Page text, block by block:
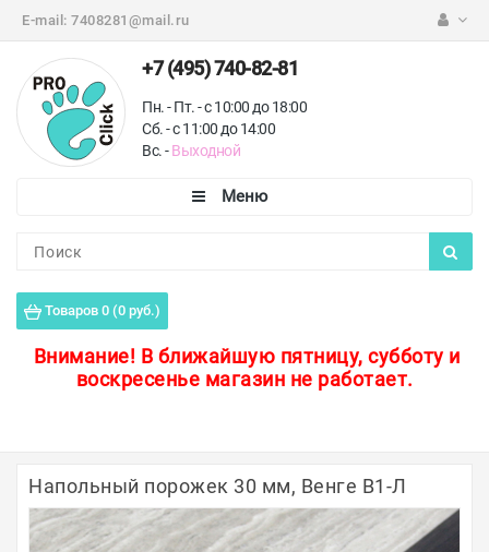
E-mail: 7408281@mail.ru
+7 (495) 740-82-81
Пн. - Пт. - с 10:00 до 18:00
Сб. - с 11:00 до 14:00
Вс. -Выходной
Товаров 0 (0 руб.)
Внимание! В ближайшую пятницу, субботу и
воскресенье магазин не работает.
Пороги для пола
Защитные уголки
Полосы из металла
Напольный порожек 30 мм, Венге В1-Л